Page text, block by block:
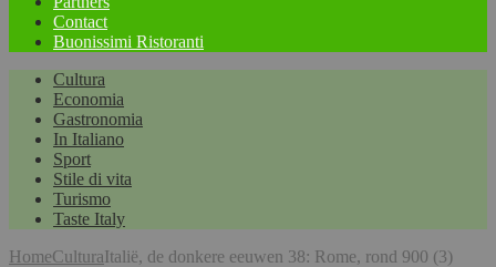
Contact
Buonissimi Ristoranti
Cultura
Economia
Gastronomia
In Italiano
Sport
Stile di vita
Turismo
Taste Italy
HomeCulturaItalië, de donkere eeuwen 38: Rome, rond 900 (3)